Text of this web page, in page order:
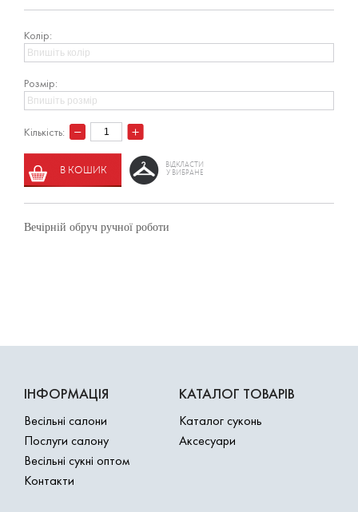
Колір:
Розмір:
Кількість:
В КОШИК ВІДКЛАСТИ
У ВИБРАНЕ
Вечірній обруч ручної роботи
ІНФОРМАЦІЯ
Весільні салони
Послуги салону
Весільні сукні оптом
Контакти
КАТАЛОГ ТОВАРІВ
Каталог суконь
Аксесуари